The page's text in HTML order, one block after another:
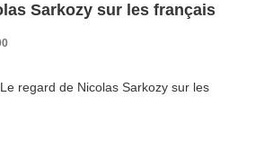
Sarkozy sur les français